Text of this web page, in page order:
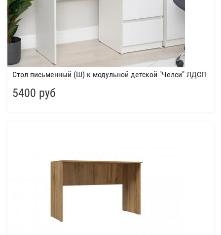
Стол письменный (Ш) к модульной детской "Челси" ЛДСП
5400 руб